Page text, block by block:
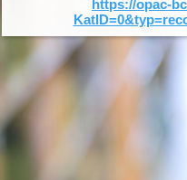
https://opac-